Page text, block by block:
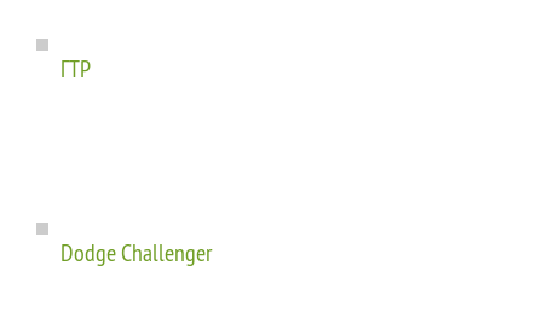
ГТР
Dodge Challenger